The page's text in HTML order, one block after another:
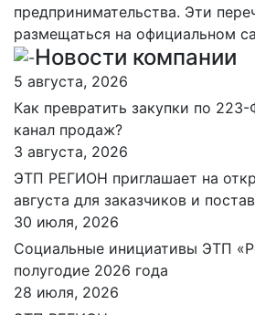
предпринимательства. Эти
размещаться на официальном
Новости компании
5 августа, 2026
Как превратить закупки по
канал продаж?
3 августа, 2026
ЭТП РЕГИОН приглашает на
августа для заказчиков и
30 июля, 2026
Социальные инициативы ЭТП
полугодие 2026 года
28 июля, 2026